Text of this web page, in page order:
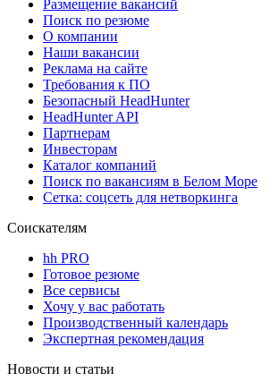
Размещение вакансий
Поиск по резюме
О компании
Наши вакансии
Реклама на сайте
Требования к ПО
Безопасный HeadHunter
HeadHunter API
Партнерам
Инвесторам
Каталог компаний
Поиск по вакансиям в Белом Море
Сетка: соцсеть для нетворкинга
Соискателям
hh PRO
Готовое резюме
Все сервисы
Хочу у вас работать
Производственный календарь
Экспертная рекомендация
Новости и статьи